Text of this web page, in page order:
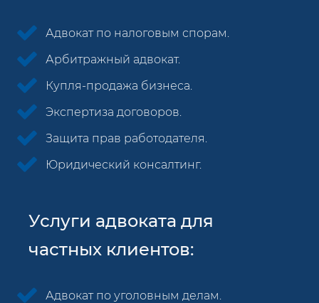
Адвокат по налоговым спорам.
Арбитражный адвокат.
Купля-продажа бизнеса.
Экспертиза договоров.
Защита прав работодателя.
Юридический консалтинг.
Услуги адвоката для
частных клиентов:
Адвокат по уголовным делам.